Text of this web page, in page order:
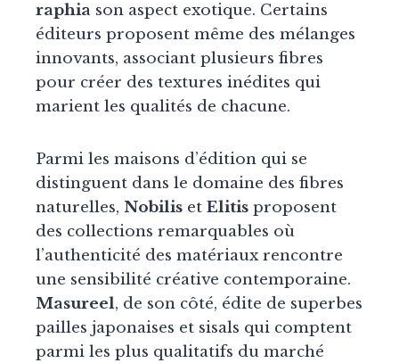
raphia son aspect exotique. Certains
éditeurs proposent même des mélanges
innovants, associant plusieurs fibres
pour créer des textures inédites qui
marient les qualités de chacune.
Parmi les maisons d’édition qui se
distinguent dans le domaine des fibres
naturelles, Nobilis et Elitis proposent
des collections remarquables où
l’authenticité des matériaux rencontre
une sensibilité créative contemporaine.
Masureel, de son côté, édite de superbes
pailles japonaises et sisals qui comptent
parmi les plus qualitatifs du marché